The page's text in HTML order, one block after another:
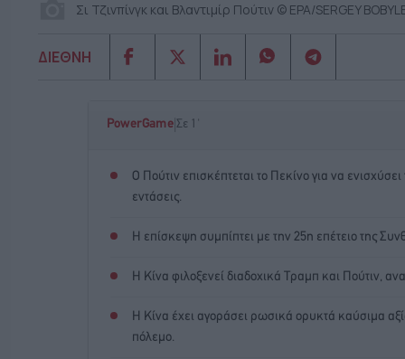
Σι Τζινπίνγκ και Βλαντιμίρ Πούτιν © EPA/SERGEY
ΔΙΕΘΝΗ
PowerGame| Σε 1'
Ο Πούτιν επισκέπτεται το Πεκίνο για να
εντάσεις.
Η επίσκεψη συμπίπτει με την 25η επέτειο της
Η Κίνα φιλοξενεί διαδοχικά Τραμπ και Πούτιν,
Η Κίνα έχει αγοράσει ρωσικά ορυκτά καύσιμα
πόλεμο.